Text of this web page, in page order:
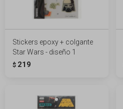
Stickers epoxy + colgante
Star Wars - diseño 1
$ 219